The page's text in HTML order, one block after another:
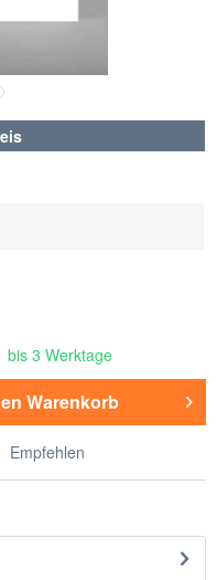
bis 3 Werktage
Warenkorb
Empfehlen